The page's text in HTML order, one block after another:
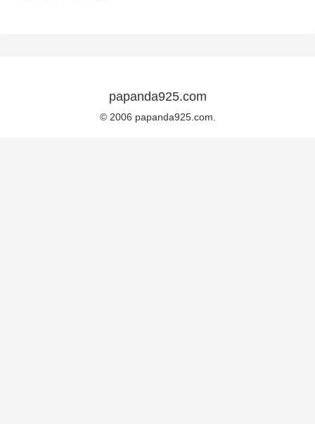
papanda925.com
© 2006 papanda925.com.